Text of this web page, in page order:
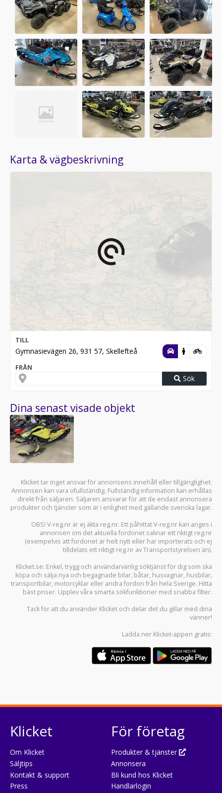
Karta & vägbeskrivning
TILL
Gymnasievägen 26, 931 57, Skellefteå
FRÅN
Sök
Dina senast visade objekt
Klicket tar inget ansvar för annonsens innehåll eller tillgänglighet.
Annonsen kan vara ofullständig. Fullständig information kan erhållas
direkt från säljaren. Säljaren ansvarar för att de endast annonsera
produkter och tjänster som är i enlighet med gällande svenska lagar.
OBS! V-reg.nr är ej äkta reg.nr. Ett påhittat V-reg.nr kan anges i
annonsen om det aktuella fordonet saknar ett riktigt reg.nr
(exempelvis att fordonet är helt nytt eller har importerats och ej
tilldelats ett riktigt reg.nr av Transportstyrelsen än).
Klicket.se: Enkel, trygg och användarvänlig söktjänst för dig som ska
köpa och sälja nya och begagnade bilar, båtar, husvagnar, husbilar,
transportbilar, motorcyklar eller andra fordon från hela Sverige. Hitta
bäst priser. Upplev våra smarta sökfunktioner med snabba filter.
Tack för att du använder Klicket och delar det du gillar med dina
vänner!
Ladda ner Klicket-appen gratis:
Klicket
Om Klicket
Säljtips
Kontakt & support
Press
För företag
Produkter & tjänster
Annonsera
Bli kund hos Klicket
Handlarlogin